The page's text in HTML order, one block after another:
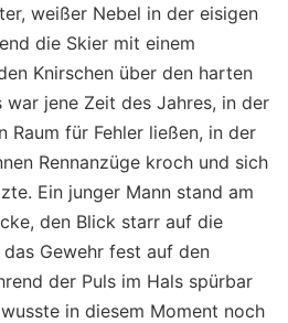
weißer Nebel in der eisigen
die Skier mit einem
Knirschen über den harten
war jene Zeit des Jahres, in der
Raum für Fehler ließen, in der
Rennanzüge kroch und sich
Ein junger Mann stand am
den Blick starr auf die
Gewehr fest auf den
der Puls im Hals spürbar
in diesem Moment noch